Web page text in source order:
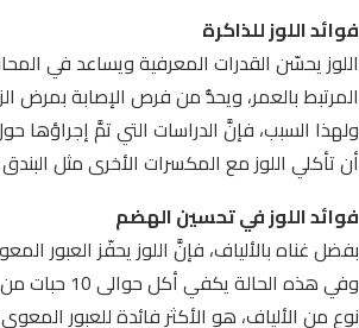
فوائد اللوز للذاكرة
اللوز يحسّن القدرات المعرفية ويساعد في
المرتبط بالعمر، ويحدُّ من فرص الإصابة بمرض
ولهذا السبب، فإنَّ الدراسات التي تمَّ إجراؤها
أن تأكلي اللوز مع المكسرات الأخرى مثل
فوائد اللوز في تحسين الهضم
بفضل غناه بالألياف، فإنَّ اللوز يحفّز العبور
وفي هذه
نوع من الألياف، هو الأكثر فائدة للعبور